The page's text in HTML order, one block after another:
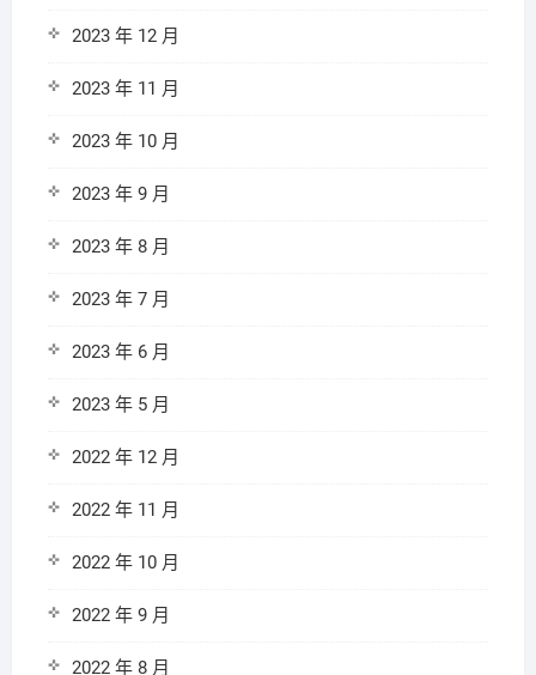
2023 年 12 月
2023 年 11 月
2023 年 10 月
2023 年 9 月
2023 年 8 月
2023 年 7 月
2023 年 6 月
2023 年 5 月
2022 年 12 月
2022 年 11 月
2022 年 10 月
2022 年 9 月
2022 年 8 月